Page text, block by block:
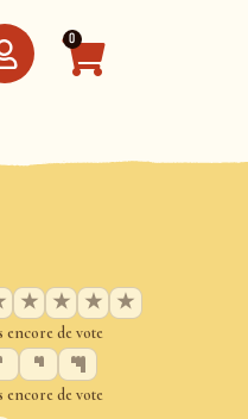
0
★ ★ ★ ★
encore de vote
encore de vote